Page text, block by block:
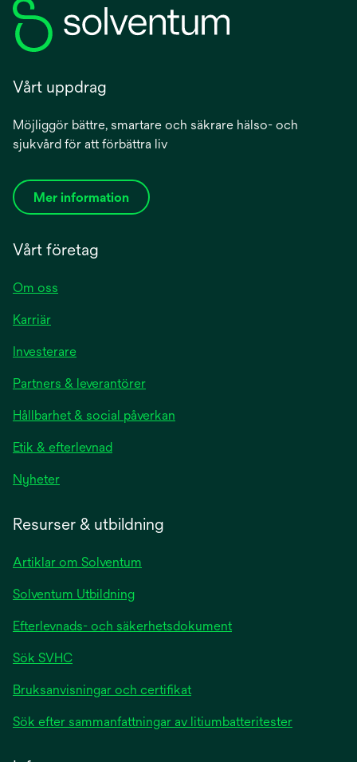
Vårt uppdrag
Möjliggör bättre, smartare och säkrare hälso- och
sjukvård för att förbättra liv
Mer information
Vårt företag
Om oss
Karriär
Investerare
Partners & leverantörer
Hållbarhet & social påverkan
Etik & efterlevnad
Nyheter
Resurser & utbildning
Artiklar om Solventum
Solventum Utbildning
Efterlevnads- och säkerhetsdokument
Sök SVHC
Bruksanvisningar och certifikat
Sök efter sammanfattningar av litiumbatteritester